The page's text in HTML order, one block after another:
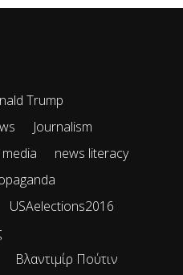
Trump
Journalism
news literacy
USAelections2016
Βλαντιμίρ Πούτιν